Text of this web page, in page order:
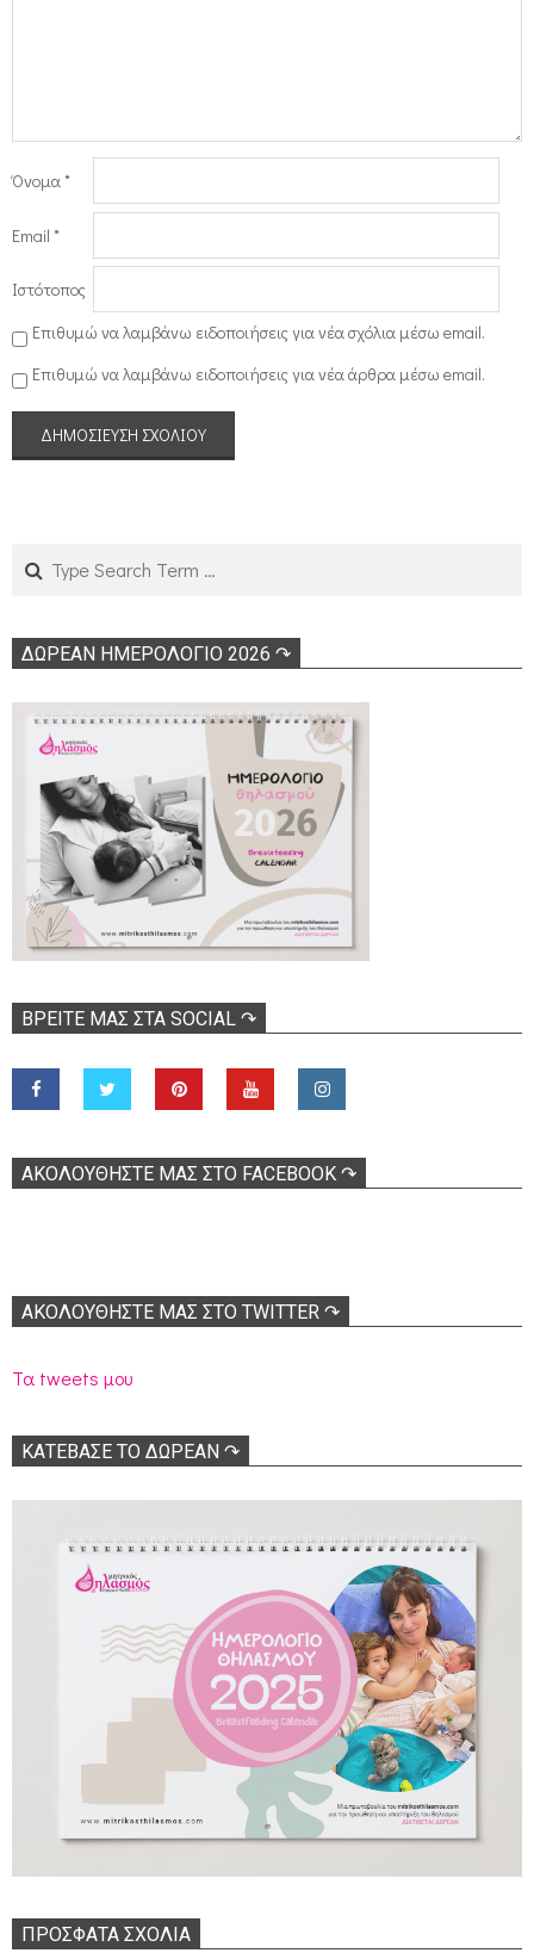
Όνομα*
Email *
Ιστότοπος
Επιθυμώ να λαμβάνω ειδοποιήσεις για νέα σχόλια μέσω email.
Επιθυμώ να λαμβάνω ειδοποιήσεις για νέα άρθρα μέσω email.
ΔΩΡΕΑΝ ΗΜΕΡΟΛΟΓΙΟ 2026 ↷
ΒΡΕΊΤΕ ΜΑΣ ΣΤΑ SOCIAL ↷
ΑΚΟΛOΥΘΉΣΤΕ ΜΑΣ ΣΤΟ FACEBOOK ↷
ΑΚΟΛΟΥΘΉΣΤΕ ΜΑΣ ΣΤΟ TWITTER ↷
Τα tweets μου
ΚΑΤΕΒΑΣΕ ΤΟ ΔΩΡΕΑΝ ↷
ΠΡΌΣΦΑΤΑ ΣΧΌΛΙΑ